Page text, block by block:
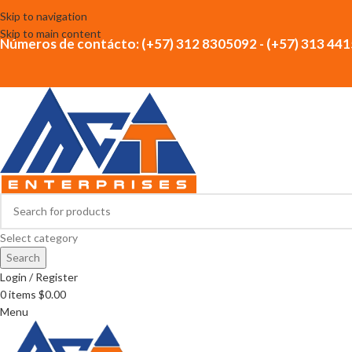
Skip to navigation
Skip to main content
Números de contácto: (+57) 312 8305092 - (+57) 313
Select category
Search
Login / Register
0items $0.00
Menu